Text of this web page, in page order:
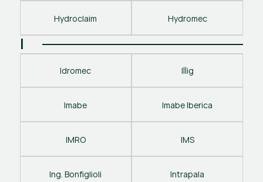
Hydroclaim Hydromec
I
Idromec Illig
Imabe Imabe Iberica
IMRO IMS
Ing. Bonfiglioli Intrapala